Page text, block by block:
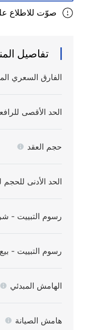
صوّت للاطلاع
تفاصيل
الفارق السعري
الحد الأقصى
حجم العقد
الحد الأدنى
رسوم التبييت -
رسوم التبييت - بيع
الهامش المبدئي
هامش الصيانة